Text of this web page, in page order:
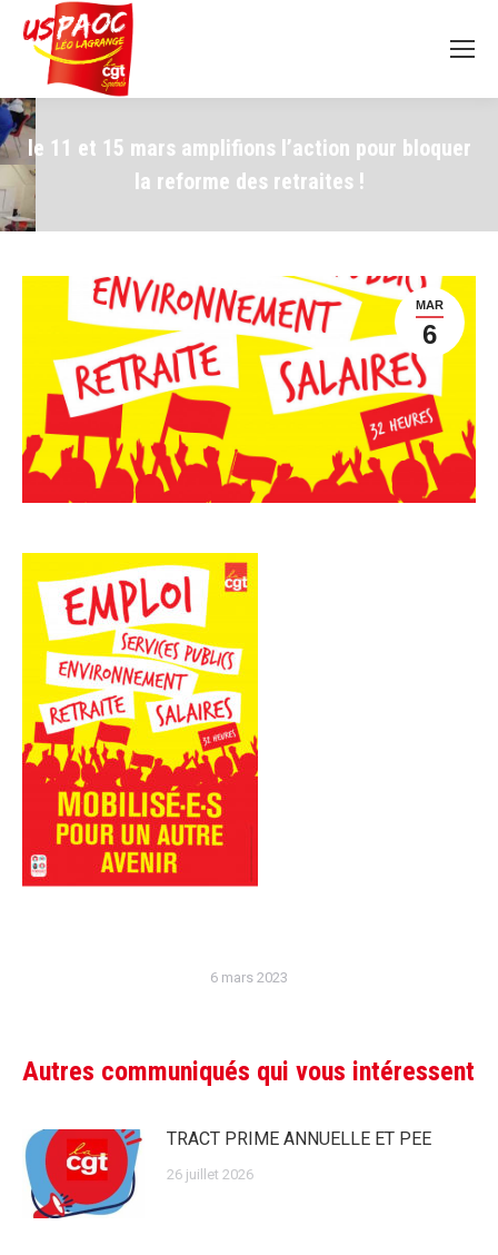
le 11 et 15 mars amplifions l’action pour bloquer
la reforme des retraites !
MAR
6
6 mars 2023
Autres communiqués qui vous intéressent
TRACT PRIME ANNUELLE ET PEE
26 juillet 2026